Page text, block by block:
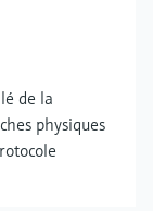
de la
physiques